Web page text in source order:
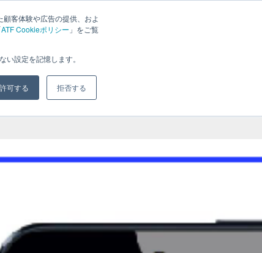
客体験や広告の提供、およ
ATF Cookieポリシー 」をご覧
設定を記憶します。
可する 拒否する
ブログ 会社概要